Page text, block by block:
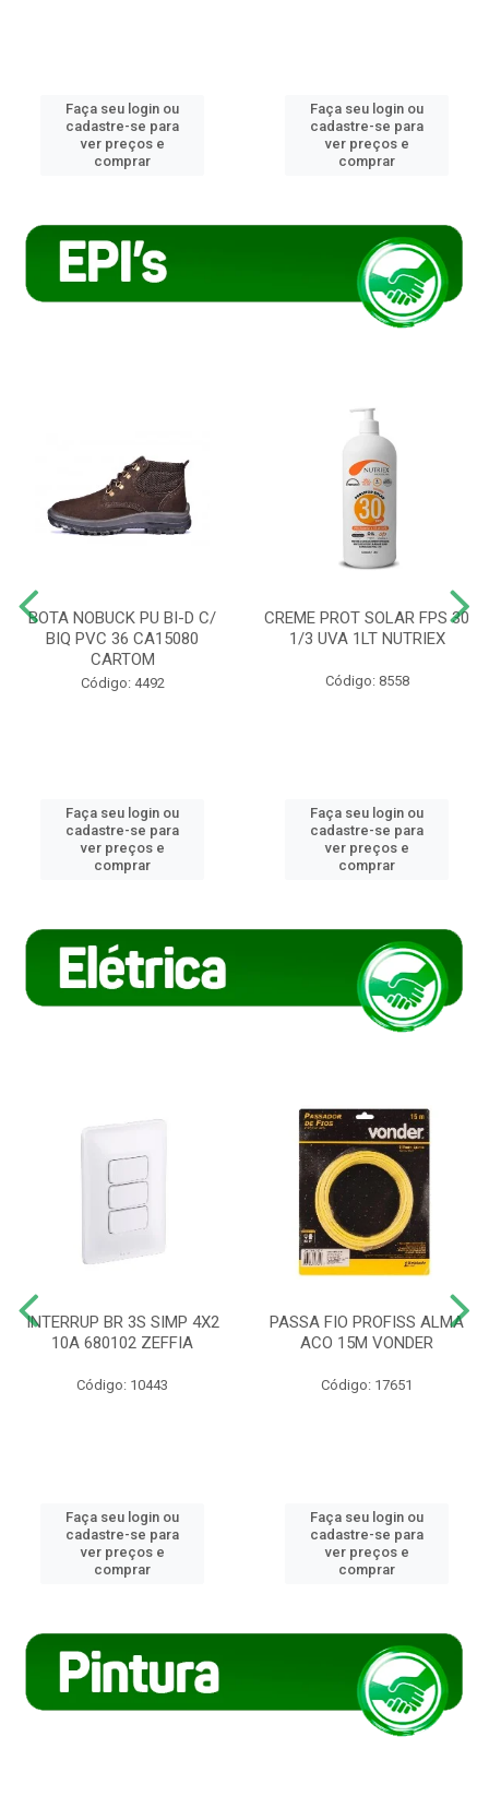
Faça seu login ou
cadastre-se para
ver preços e
comprar
Faça seu login ou
cadastre-se para
ver preços e
comprar
BOTA NOBUCK PU BI-D C/
BIQ PVC 36 CA15080
CARTOM
Código: 4492
Faça seu login ou
cadastre-se para
ver preços e
comprar
CREME PROT SOLAR FPS 30
1/3 UVA 1LT NUTRIEX
Código: 8558
Faça seu login ou
cadastre-se para
ver preços e
comprar
INTERRUP BR 3S SIMP 4X2
10A 680102 ZEFFIA
Código: 10443
Faça seu login ou
cadastre-se para
ver preços e
comprar
PASSA FIO PROFISS ALMA
ACO 15M VONDER
Código: 17651
Faça seu login ou
cadastre-se para
ver preços e
comprar